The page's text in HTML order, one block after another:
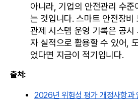
아니라, 기업의 안전관리 수준
는 것입니다. 스마트 안전장비
관제 시스템 운영 기록은 공시
자 실적으로 활용할 수 있어,
었다면 지금이 적기입니다.
출처:
2026년 위험성 평가 개정사항